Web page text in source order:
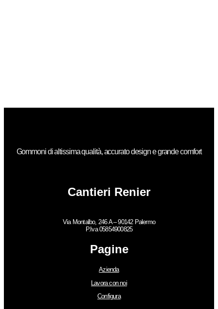
Gommoni di altissima qualità, accurato design e grande comfort
Cantieri Renier
Via Montalbo, 246 A – 90142 Palermo
P.Iva 05854900825
Pagine
Azienda
Lavora con noi
Configura